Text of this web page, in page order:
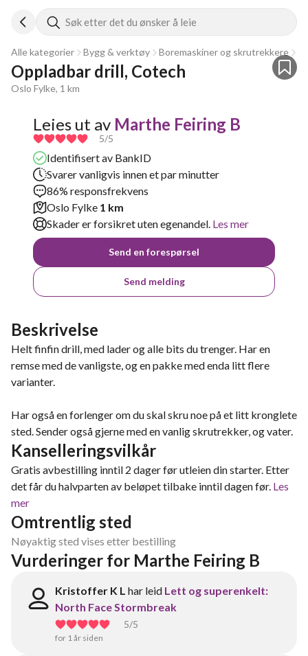
Søk etter det du ønsker å leie
Alle kategorier Bygg & verktøy Boremaskiner og skrutrekkere
Oppladbar drill, Cotech
Oslo Fylke, 1 km
Leies ut av Marthe Feiring B
5/5
Identifisert av BankID
Svarer vanligvis innen et par minutter
86% responsfrekvens
Oslo Fylke 1 km
Skader er forsikret uten egenandel. Les mer
Send en forespørsel
Send melding
Beskrivelse
Helt finfin drill, med lader og alle bits du trenger. Har en
remse med de vanligste, og en pakke med enda litt flere
varianter.
Har også en forlenger om du skal skru noe på et litt kronglete
sted. Sender også gjerne med en vanlig skrutrekker, og vater.
Kanselleringsvilkår
Gratis avbestilling inntil 2 dager før utleien din starter. Etter
det får du halvparten av beløpet tilbake inntil dagen før. Les
mer
Omtrentlig sted
Nøyaktig sted vises etter bestilling
Vurderinger for Marthe Feiring B
Kristoffer K L har leid Lett og superenkelt:
North Face Stormbreak
5/5
for 1 år siden